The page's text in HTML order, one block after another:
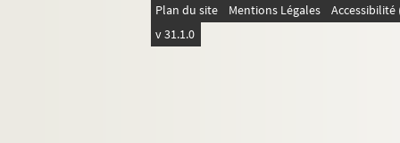
Plan du site Mentions Légales
v 31.1.0